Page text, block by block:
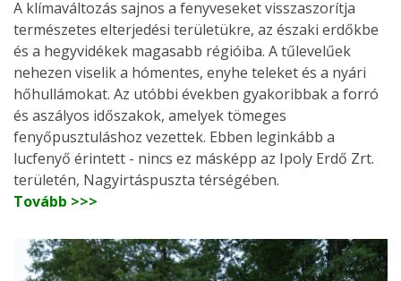
A klímaváltozás sajnos a fenyveseket visszaszorítja
természetes elterjedési területükre, az északi erdőkbe
és a hegyvidékek magasabb régióiba. A tűlevelűek
nehezen viselik a hómentes, enyhe teleket és a nyári
hőhullámokat. Az utóbbi években gyakoribbak a forró
és aszályos időszakok, amelyek tömeges
fenyőpusztuláshoz vezettek. Ebben leginkább a
lucfenyő érintett - nincs ez másképp az Ipoly Erdő Zrt.
területén, Nagyirtáspuszta térségében.
Tovább >>>